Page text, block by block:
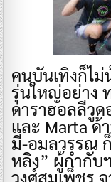
คนบันเทิงก็ไ
รุ่นใหญ่อย่าง
ดาราฮอลลีวูด
และ Marta ด้
มี่-อมลวรรณ
หลิง” ผู้กำกับ
วงศ์สมเพ็ชร จ